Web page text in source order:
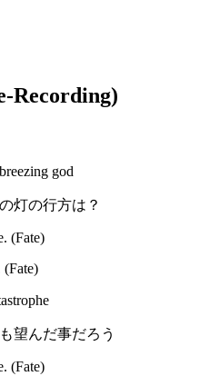
Recording)
god
灯の行方は？
(Fate)
望んだ事だろう
(Fate)